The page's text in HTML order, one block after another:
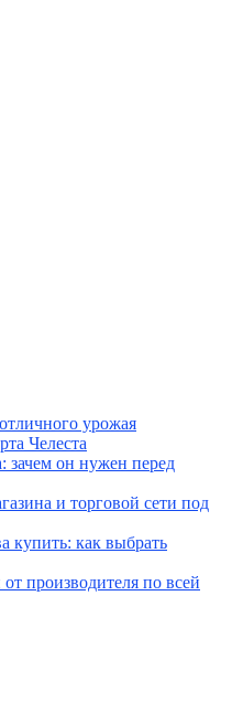
урожая
Челеста
зачем он нужен перед
и торговой сети под
купить: как выбрать
производителя по всей